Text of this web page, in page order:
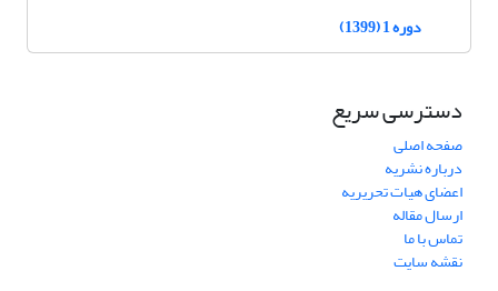
دوره 1 (1399)
دسترسی سریع
صفحه اصلی
درباره نشریه
اعضای هیات تحریریه
ارسال مقاله
تماس با ما
نقشه سایت